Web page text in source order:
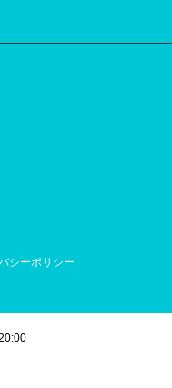
シーポリシー